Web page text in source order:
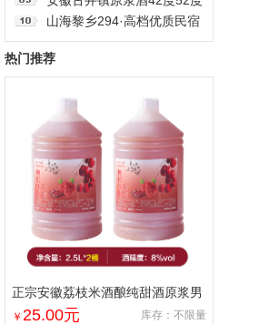
纯粮酒整箱12瓶
浓香型白酒整箱发货精美礼
盒纯粮食白酒
山海黎乡294·高档优质民宿
三房房二厅一厨一卫，房间
干净整洁，可短住，可长租
热门推荐
正宗安徽荔枝米酒酿纯甜酒原浆男
女士果酒酒大桶零添加剂自然发酵
￥ 25.00元 库存：不限量